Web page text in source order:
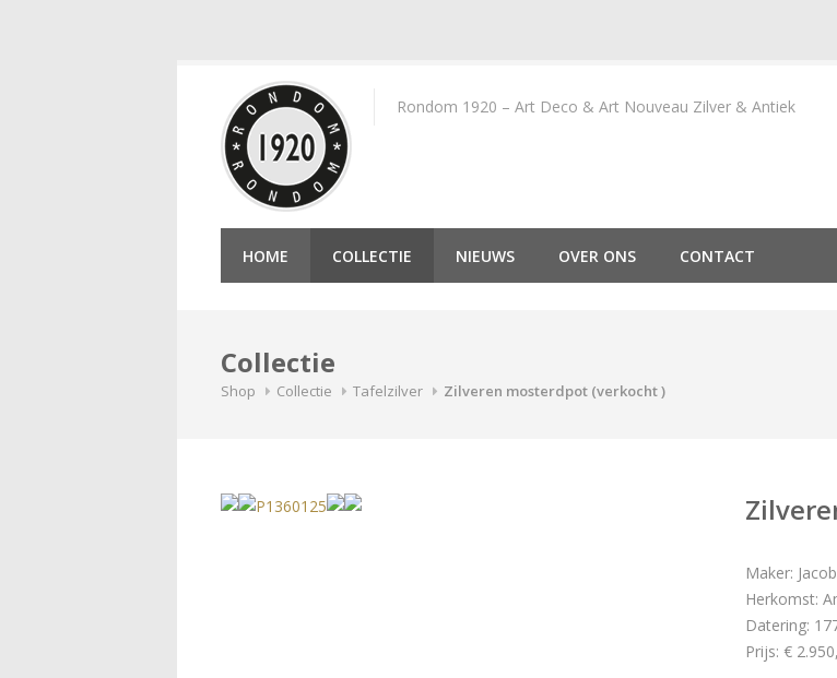
content
Rondom 1920 – Art Deco & Art Nouveau Zilver & Antiek
HOME COLLECTIE NIEUWS OVER ONS CONTACT
Collectie
Shop Collectie Tafelzilver Zilveren mosterdpot (verkocht )
Maker:
Herkomst:
Datering:
Prijs: €